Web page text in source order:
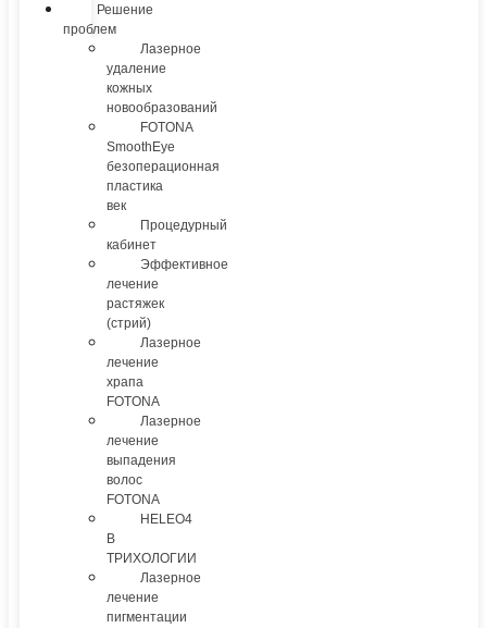
Решение
проблем
Лазерное
удаление
кожных
новообразований
FOTONA
SmoothEye
безоперационная
пластика
век
Процедурный
кабинет
Эффективное
лечение
растяжек
(стрий)
Лазерное
лечение
храпа
FOTONA
Лазерное
лечение
выпадения
волос
FOTONA
HELEO4
В
ТРИХОЛОГИИ
Лазерное
лечение
пигментации